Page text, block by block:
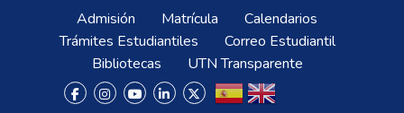
Pasar al contenido principal
Menú SuperiorAdmisión Matrícula
Calendarios
Trámites Estudiantiles
Correo Estudiantil
Bibliotecas
UTN Transparente